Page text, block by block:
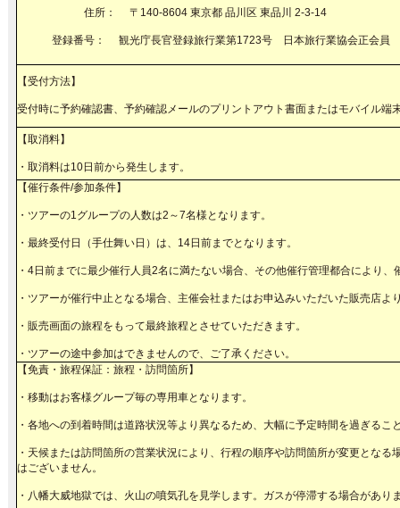
住所： 〒140-8604 東京都 品川区 東品川 2-3-
登録番号： 観光庁長官登録旅行業第1723号 日本旅行業協会正会員
【受付方法】
受付時に予約確認書、予約確認メールのプリントアウト書面またはモバイル端
【取消料】
・取消料は10日前から発生します。
【催行条件/参加条件】
・ツアーの1グループの人数は2～7名様となります。
・最終受付日（手仕舞い日）は、14日前までとなります。
・4日前までに最少催行人員2名に満たない場合、その他催行管理都合により
・ツアーが催行中止となる場合、主催会社またはお申込みいただいた販売店よ
・販売画面の旅程をもって最終旅程とさせていただきます。
・ツアーの途中参加はできませんので、ご了承ください。
【免責・旅程保証：旅程・訪問箇所】
・移動はお客様グループ毎の専用車となります。
・各地への到着時間は道路状況等より異なるため、大幅に予定時間を過ぎるこ
・天候または訪問箇所の営業状況により、行程の順序や訪問箇所が変更とな
はございません。
・八幡大威地獄では、火山の噴気孔を見学します。ガスが停滞する場合があ